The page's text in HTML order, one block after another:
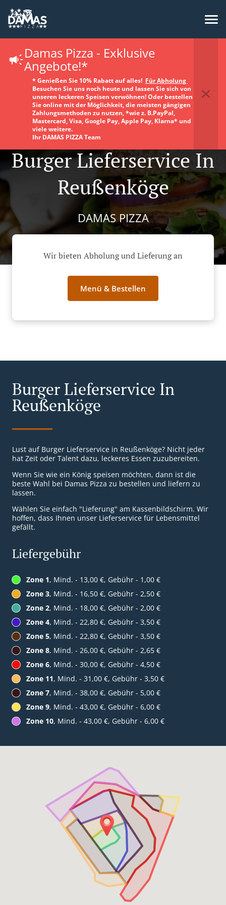
Damas Pizza - Exklusive
Angebote!*
* Genießen Sie 10% Rabatt auf alles! Für Abholung
Besuchen Sie uns noch heute und lassen Sie sich von
unseren leckeren Speisen verwöhnen! Oder bestellen
Sie online mit der Möglichkeit, die meisten gängigen
Zahlungsmethoden zu nutzen, *wie z. B.PayPal,
Mastercard, Visa, Google Pay, Apple Pay, Klarna* und
viele weitere.
Ihr DAMAS PIZZA Team
Burger Lieferservice In
Reußenköge
DAMAS PIZZA
Wir bieten Abholung und Lieferung an
Menü & Bestellen
Burger Lieferservice In
Reußenköge
Lust auf Burger Lieferservice in Reußenköge? Nicht jeder
hat Zeit oder Talent dazu, leckeres Essen zuzubereiten.
Wenn Sie wie ein König speisen möchten, dann ist die
beste Wahl bei Damas Pizza zu bestellen und liefern zu
lassen.
Wählen Sie einfach "Lieferung" am Kassenbildschirm. Wir
hoffen, dass Ihnen unser Lieferservice für Lebensmittel
gefällt.
Liefergebühr
Zone 1, Mind. - 13,00 €, Gebühr - 1,00 €
Zone 3, Mind. - 16,50 €, Gebühr - 2,50 €
Zone 2, Mind. - 18,00 €, Gebühr - 2,00 €
Zone 4, Mind. - 22,80 €, Gebühr - 3,50 €
Zone 5, Mind. - 22,80 €, Gebühr - 3,50 €
Zone 8, Mind. - 26,00 €, Gebühr - 2,65 €
Zone 6, Mind. - 30,00 €, Gebühr - 4,50 €
Zone 11, Mind. - 31,00 €, Gebühr - 3,50 €
Zone 7, Mind. - 38,00 €, Gebühr - 5,00 €
Zone 9, Mind. - 43,00 €, Gebühr - 6,00 €
Zone 10, Mind. - 43,00 €, Gebühr - 6,00 €